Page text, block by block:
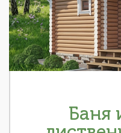
Баня